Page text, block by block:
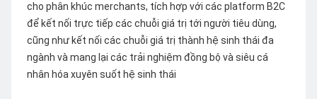
cho phân khúc merchants, tích hợp với các platform B2C
để kết nối trực tiếp các chuỗi giá trị tới người tiêu dùng,
cũng như kết nối các chuỗi giá trị thành hệ sinh thái đa
ngành và mang lại các trải nghiệm đồng bộ và siêu cá
nhân hóa xuyên suốt hệ sinh thái